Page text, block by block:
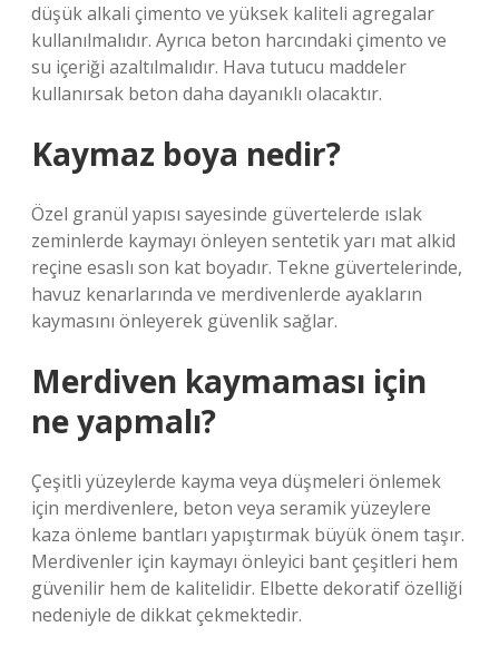
düşük alkali çimento ve yüksek kaliteli agregalar
kullanılmalıdır. Ayrıca beton harcındaki çimento ve
su içeriği azaltılmalıdır. Hava tutucu maddeler
kullanırsak beton daha dayanıklı olacaktır.
Kaymaz boya nedir?
Özel granül yapısı sayesinde güvertelerde ıslak
zeminlerde kaymayı önleyen sentetik yarı mat alkid
reçine esaslı son kat boyadır. Tekne güvertelerinde,
havuz kenarlarında ve merdivenlerde ayakların
kaymasını önleyerek güvenlik sağlar.
Merdiven kaymaması için
ne yapmalı?
Çeşitli yüzeylerde kayma veya düşmeleri önlemek
için merdivenlere, beton veya seramik yüzeylere
kaza önleme bantları yapıştırmak büyük önem taşır.
Merdivenler için kaymayı önleyici bant çeşitleri hem
güvenilir hem de kalitelidir. Elbette dekoratif özelliği
nedeniyle de dikkat çekmektedir.